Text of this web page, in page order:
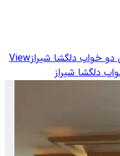
دو خواب دلگشا شیرازView
دلگشا شیراز